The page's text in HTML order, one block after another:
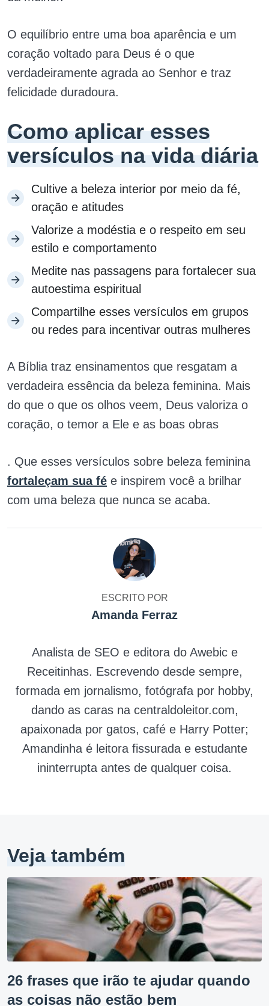
O equilíbrio entre uma boa aparência e um
coração voltado para Deus é o que
verdadeiramente agrada ao Senhor e traz
felicidade duradoura.
Como aplicar esses
versículos na vida diária
Cultive a beleza interior por meio da fé,
oração e atitudes
Valorize a modéstia e o respeito em seu
estilo e comportamento
Medite nas passagens para fortalecer sua
autoestima espiritual
Compartilhe esses versículos em grupos
ou redes para incentivar outras mulheres
A Bíblia traz ensinamentos que resgatam a
verdadeira essência da beleza feminina. Mais
do que o que os olhos veem, Deus valoriza o
coração, o temor a Ele e as boas obras
. Que esses versículos sobre beleza feminina
fortaleçam sua fé e inspirem você a brilhar
com uma beleza que nunca se acaba.
ESCRITO POR
Amanda Ferraz
Analista de SEO e editora do Awebic e
Receitinhas. Escrevendo desde sempre,
formada em jornalismo, fotógrafa por hobby,
dando as caras na centraldoleitor.com,
apaixonada por gatos, café e Harry Potter;
Amandinha é leitora fissurada e estudante
ininterrupta antes de qualquer coisa.
Veja também
26 frases que irão te ajudar quando
as coisas não estão bem